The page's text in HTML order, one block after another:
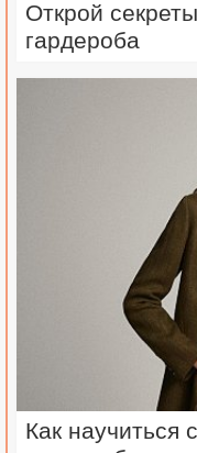
Открой
гардероба
Как научиться